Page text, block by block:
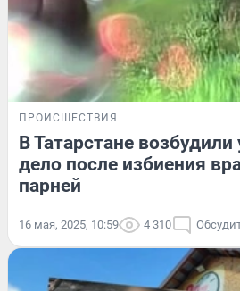
ПРОИСШЕСТВИЯ
В Татарстане возбудили
дело после избиения
парней
16 мая, 2025, 10:59 4 310